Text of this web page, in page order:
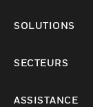
SOLUTIONS
SECTEURS
ASSISTANCE